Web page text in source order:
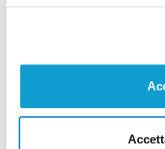
Marche -
Agroalimentare e
06/03/2026